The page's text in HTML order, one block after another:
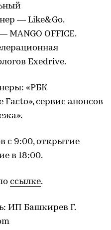
— Like&Go.
OFFICE.
Exedrive.
«РБК
Facto», сервис анонсов
с 9:00, открытие
в 18:00.
ссылке.
ИП Башкирев Г.